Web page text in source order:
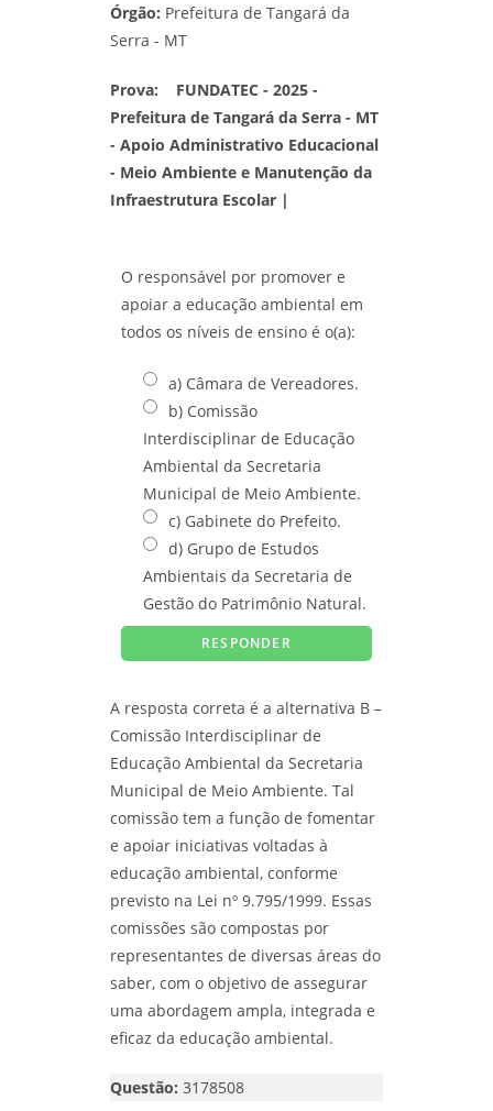
Órgão: Prefeitura de Tangará da
Serra - MT
Prova:
FUNDATEC - 2025 -
Prefeitura de Tangará da Serra - MT
- Apoio Administrativo Educacional
- Meio Ambiente e Manutenção da
Infraestrutura Escolar |
O responsável por promover e
apoiar a educação ambiental em
todos os níveis de ensino é o(a):
a) Câmara de Vereadores.
b) Comissão
Interdisciplinar de Educação
Ambiental da Secretaria
Municipal de Meio Ambiente.
c) Gabinete do Prefeito.
d) Grupo de Estudos
Ambientais da Secretaria de
Gestão do Patrimônio Natural.
A resposta correta é a alternativa B –
Comissão Interdisciplinar de
Educação Ambiental da Secretaria
Municipal de Meio Ambiente. Tal
comissão tem a função de fomentar
e apoiar iniciativas voltadas à
educação ambiental, conforme
previsto na Lei nº 9.795/1999. Essas
comissões são compostas por
representantes de diversas áreas do
saber, com o objetivo de assegurar
uma abordagem ampla, integrada e
eficaz da educação ambiental.
Questão: 3178508